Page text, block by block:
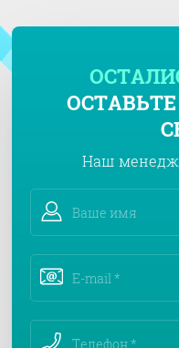
Наш